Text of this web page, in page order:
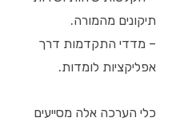
תיקונים מהמורה.
– מדדי התקדמות דרך
אפליקציות לומדות.
כלי הערכה אלה מסייעים